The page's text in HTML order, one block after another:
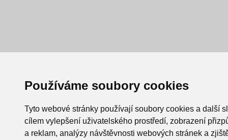
Používáme soubory cookies
Tyto webové stránky používají soubory cookies a další
cílem vylepšení uživatelského prostředí, zobrazení
a reklam, analýzy návštěvnosti webových stránek a